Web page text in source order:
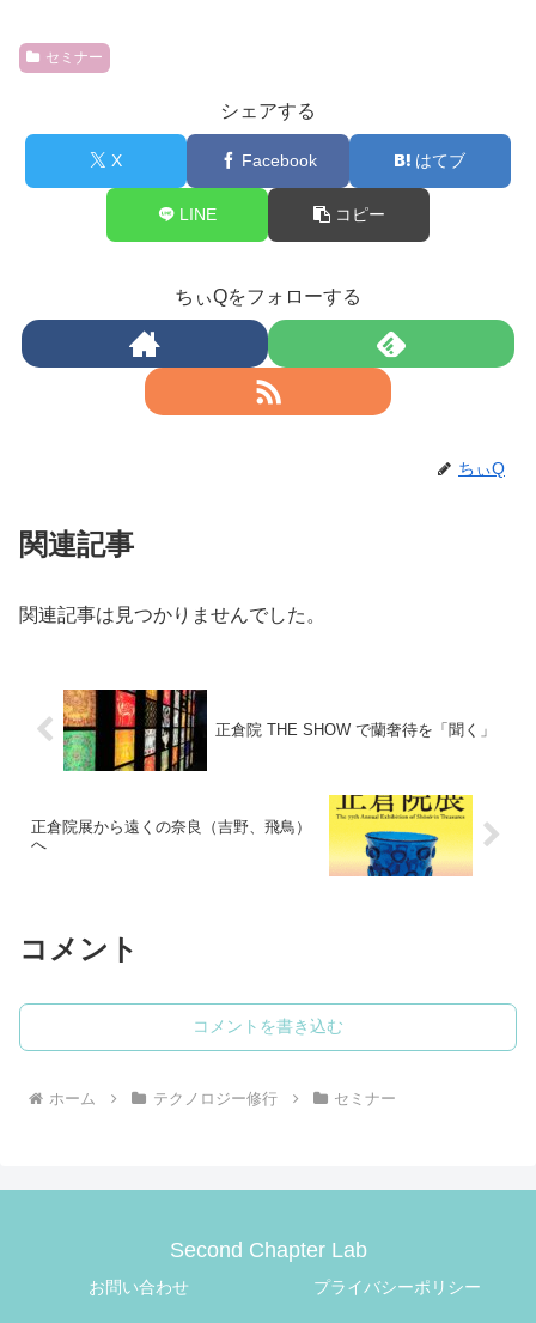
セミナー
シェアする
X Facebook はてブ
LINE コピー
ちぃQをフォローする
ちぃQ
関連記事
関連記事は見つかりませんでした。
正倉院 THE SHOW で蘭奢待を「聞く」
正倉院展から遠くの奈良（吉野、飛鳥）
へ
コメント
コメントを書き込む
ホーム テクノロジー修行 セミナー
Second Chapter Lab
お問い合わせ プライバシーポリシー